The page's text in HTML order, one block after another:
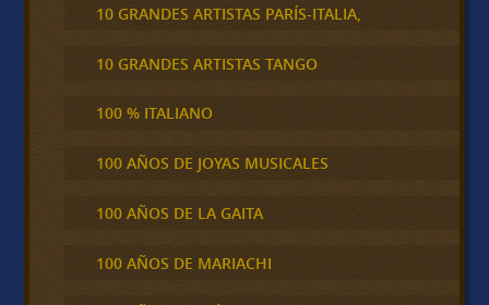
10 GRANDES ARTISTAS PARÍS-ITALIA,
10 GRANDES ARTISTAS TANGO
100 % ITALIANO
100 AÑOS DE JOYAS MUSICALES
100 AÑOS DE LA GAITA
100 AÑOS DE MARIACHI